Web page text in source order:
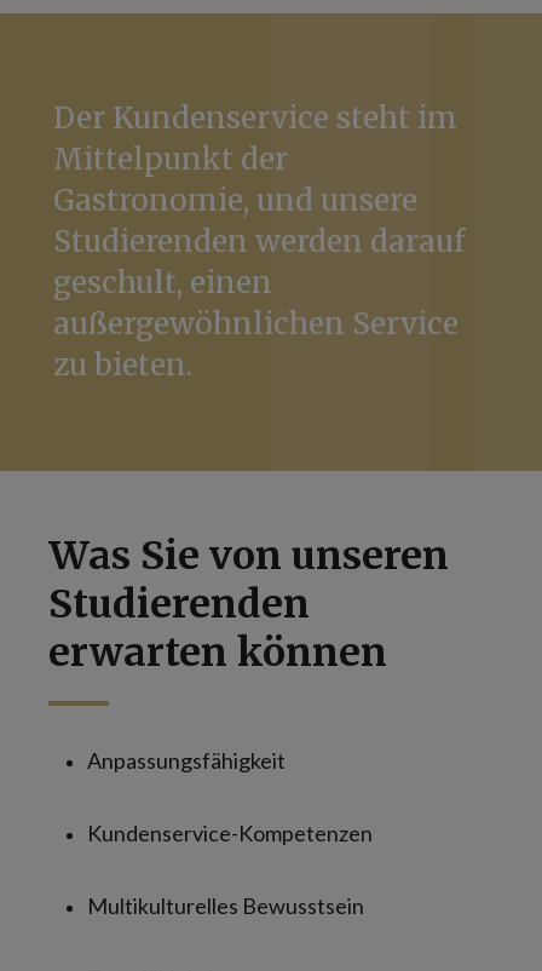
Der Kundenservice steht im
Mittelpunkt der
Gastronomie, und unsere
Studierenden werden darauf
geschult, einen
außergewöhnlichen Service
zu bieten.
Was Sie von unseren
Studierenden
erwarten können
Anpassungsfähigkeit
Kundenservice-Kompetenzen
Multikulturelles Bewusstsein